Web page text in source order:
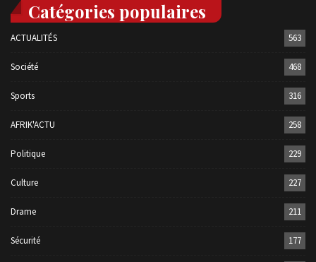
Catégories populaires
ACTUALITÉS 563
Société 468
Sports 316
AFRIK'ACTU 258
Politique 229
Culture 227
Drame 211
Sécurité 177